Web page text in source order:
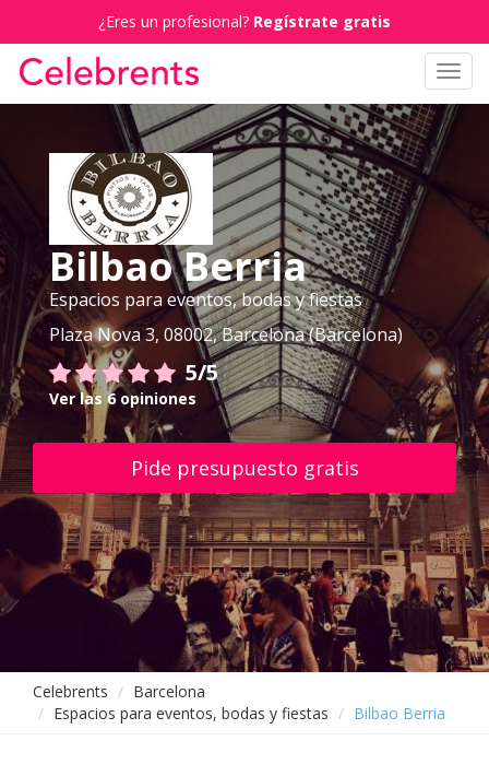
¿Eres un profesional? Regístrate gratis
Bilbao Berria
Espacios para eventos, bodas y fiestas
Plaza Nova 3, 08002, Barcelona (Barcelona)
5/5
Ver las 6 opiniones
Pide presupuesto gratis
Celebrents
Barcelona
Espacios para eventos, bodas y fiestas
Bilbao Berria